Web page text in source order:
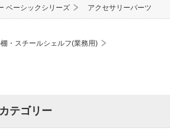
ベーシックシリーズ アクセサリーパーツ
・スチールシェルフ(業務用)
テゴリー